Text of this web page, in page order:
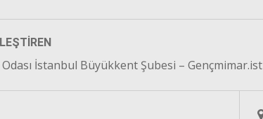
İstanbul Büyükkent Şubesi – Gençmimar.ist